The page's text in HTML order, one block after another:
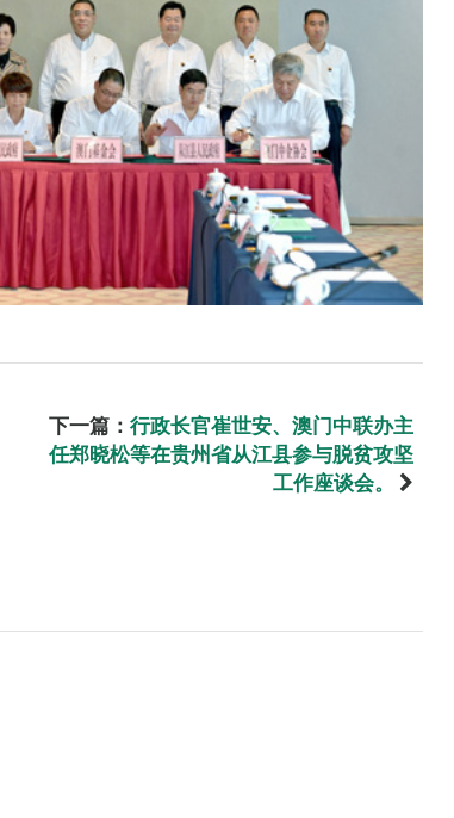
下一篇： 行政长官崔世安、澳门中联办主
任郑晓松等在贵州省从江县参与脱贫攻坚
工作座谈会。